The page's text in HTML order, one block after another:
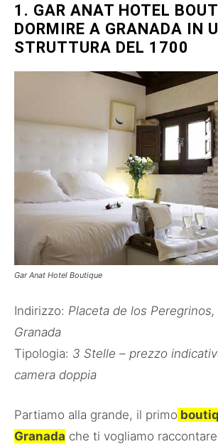
1. GAR ANAT HOTEL
DORMIRE A GRANADA IN
STRUTTURA DEL 1700
Gar Anat Hotel Boutique
Indirizzo: Placeta de los
Granada
Tipologia: 3 Stelle – prezzo
camera doppia
Partiamo alla grande, il primo
Granada che ti vogliamo